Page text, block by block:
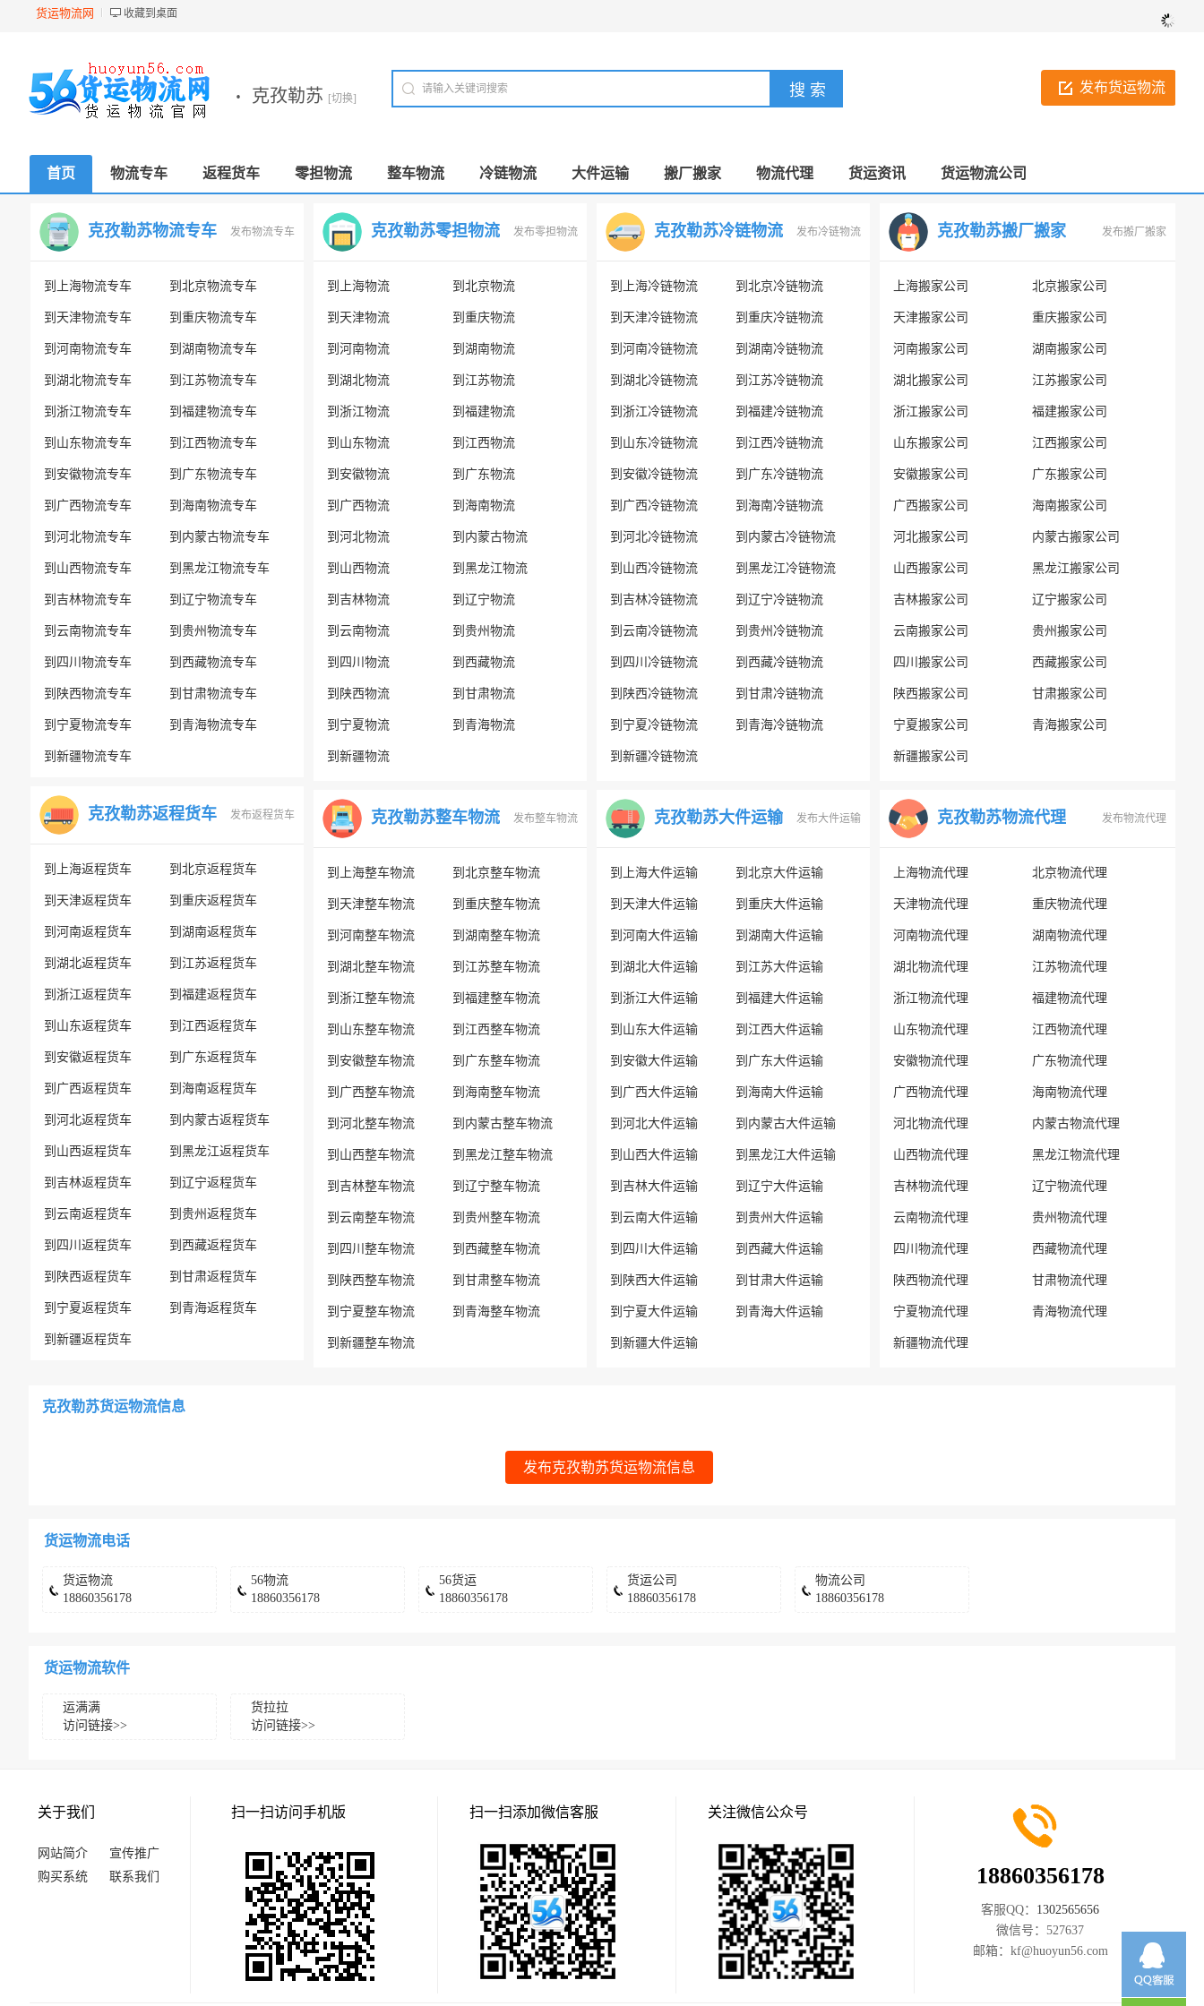
货运物流网 收藏到桌面
发布货运物流
· 克孜勒苏 [切换]
首页 物流专车 返程货车 零担物流 整车物流 冷链物流 大件运输 搬厂搬家 物流代理 货运资讯 货运物流公司
克孜勒苏物流专车 发布物流专车
到上海物流专车 到北京物流专车
到天津物流专车 到重庆物流专车
到河南物流专车 到湖南物流专车
到湖北物流专车 到江苏物流专车
到浙江物流专车 到福建物流专车
到山东物流专车 到江西物流专车
到安徽物流专车 到广东物流专车
到广西物流专车 到海南物流专车
到河北物流专车 到内蒙古物流专车
到山西物流专车 到黑龙江物流专车
到吉林物流专车 到辽宁物流专车
到云南物流专车 到贵州物流专车
到四川物流专车 到西藏物流专车
到陕西物流专车 到甘肃物流专车
到宁夏物流专车 到青海物流专车
到新疆物流专车
克孜勒苏返程货车 发布返程货车
到上海返程货车 到北京返程货车
到天津返程货车 到重庆返程货车
到河南返程货车 到湖南返程货车
到湖北返程货车 到江苏返程货车
到浙江返程货车 到福建返程货车
到山东返程货车 到江西返程货车
到安徽返程货车 到广东返程货车
到广西返程货车 到海南返程货车
到河北返程货车 到内蒙古返程货车
到山西返程货车 到黑龙江返程货车
到吉林返程货车 到辽宁返程货车
到云南返程货车 到贵州返程货车
到四川返程货车 到西藏返程货车
到陕西返程货车 到甘肃返程货车
到宁夏返程货车 到青海返程货车
到新疆返程货车
克孜勒苏零担物流 发布零担物流
到上海物流 到北京物流
到天津物流 到重庆物流
到河南物流 到湖南物流
到湖北物流 到江苏物流
到浙江物流 到福建物流
到山东物流 到江西物流
到安徽物流 到广东物流
到广西物流 到海南物流
到河北物流 到内蒙古物流
到山西物流 到黑龙江物流
到吉林物流 到辽宁物流
到云南物流 到贵州物流
到四川物流 到西藏物流
到陕西物流 到甘肃物流
到宁夏物流 到青海物流
到新疆物流
克孜勒苏整车物流 发布整车物流
到上海整车物流 到北京整车物流
到天津整车物流 到重庆整车物流
到河南整车物流 到湖南整车物流
到湖北整车物流 到江苏整车物流
到浙江整车物流 到福建整车物流
到山东整车物流 到江西整车物流
到安徽整车物流 到广东整车物流
到广西整车物流 到海南整车物流
到河北整车物流 到内蒙古整车物流
到山西整车物流 到黑龙江整车物流
到吉林整车物流 到辽宁整车物流
到云南整车物流 到贵州整车物流
到四川整车物流 到西藏整车物流
到陕西整车物流 到甘肃整车物流
到宁夏整车物流 到青海整车物流
到新疆整车物流
克孜勒苏冷链物流 发布冷链物流
到上海冷链物流 到北京冷链物流
到天津冷链物流 到重庆冷链物流
到河南冷链物流 到湖南冷链物流
到湖北冷链物流 到江苏冷链物流
到浙江冷链物流 到福建冷链物流
到山东冷链物流 到江西冷链物流
到安徽冷链物流 到广东冷链物流
到广西冷链物流 到海南冷链物流
到河北冷链物流 到内蒙古冷链物流
到山西冷链物流 到黑龙江冷链物流
到吉林冷链物流 到辽宁冷链物流
到云南冷链物流 到贵州冷链物流
到四川冷链物流 到西藏冷链物流
到陕西冷链物流 到甘肃冷链物流
到宁夏冷链物流 到青海冷链物流
到新疆冷链物流
克孜勒苏大件运输 发布大件运输
到上海大件运输 到北京大件运输
到天津大件运输 到重庆大件运输
到河南大件运输 到湖南大件运输
到湖北大件运输 到江苏大件运输
到浙江大件运输 到福建大件运输
到山东大件运输 到江西大件运输
到安徽大件运输 到广东大件运输
到广西大件运输 到海南大件运输
到河北大件运输 到内蒙古大件运输
到山西大件运输 到黑龙江大件运输
到吉林大件运输 到辽宁大件运输
到云南大件运输 到贵州大件运输
到四川大件运输 到西藏大件运输
到陕西大件运输 到甘肃大件运输
到宁夏大件运输 到青海大件运输
到新疆大件运输
克孜勒苏搬厂搬家 发布搬厂搬家
上海搬家公司 北京搬家公司
天津搬家公司 重庆搬家公司
河南搬家公司 湖南搬家公司
湖北搬家公司 江苏搬家公司
浙江搬家公司 福建搬家公司
山东搬家公司 江西搬家公司
安徽搬家公司 广东搬家公司
广西搬家公司 海南搬家公司
河北搬家公司 内蒙古搬家公司
山西搬家公司 黑龙江搬家公司
吉林搬家公司 辽宁搬家公司
云南搬家公司 贵州搬家公司
四川搬家公司 西藏搬家公司
陕西搬家公司 甘肃搬家公司
宁夏搬家公司 青海搬家公司
新疆搬家公司
克孜勒苏物流代理 发布物流代理
上海物流代理 北京物流代理
天津物流代理 重庆物流代理
河南物流代理 湖南物流代理
湖北物流代理 江苏物流代理
浙江物流代理 福建物流代理
山东物流代理 江西物流代理
安徽物流代理 广东物流代理
广西物流代理 海南物流代理
河北物流代理 内蒙古物流代理
山西物流代理 黑龙江物流代理
吉林物流代理 辽宁物流代理
云南物流代理 贵州物流代理
四川物流代理 西藏物流代理
陕西物流代理 甘肃物流代理
宁夏物流代理 青海物流代理
新疆物流代理
克孜勒苏货运物流信息
发布克孜勒苏货运物流信息
货运物流电话
货运物流
18860356178
56物流
18860356178
56货运
18860356178
货运公司
18860356178
物流公司
18860356178
货运物流软件
运满满
访问链接>>
货拉拉
访问链接>>
关于我们
网站简介
宣传推广
购买系统
联系我们
扫一扫访问手机版 扫一扫添加微信客服 关注微信公众号
18860356178
客服QQ： 1302565656
微信号： 527637
邮箱： kf@huoyun56.com